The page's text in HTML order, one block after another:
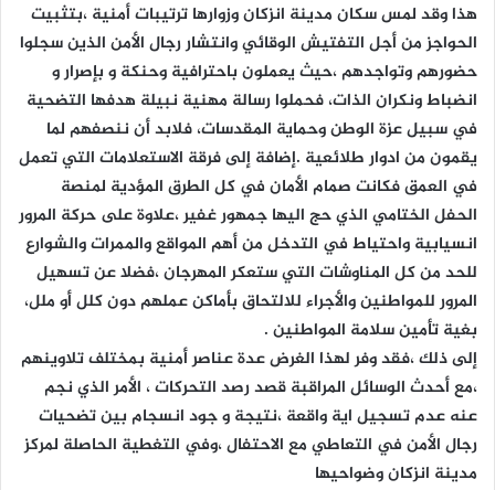
هذا وقد لمس سكان مدينة انزكان وزوارها ترتيبات أمنية ،بتثبيت
الحواجز من أجل التفتيش الوقائي وانتشار رجال الأمن الذين سجلوا
حضورهم وتواجدهم ،حيث يعملون باحترافية وحنكة و بإصرار و
انضباط ونكران الذات، فحملوا رسالة مهنية نبيلة هدفها التضحية
في سبيل عزة الوطن وحماية المقدسات، فلابد أن ننصفهم لما
يقمون من ادوار طلائعية .إضافة إلى فرقة الاستعلامات التي تعمل
في العمق فكانت صمام الأمان في كل الطرق المؤدية لمنصة
الحفل الختامي الذي حج اليها جمهور غفير ،علاوة على حركة المرور
انسيابية واحتياط في التدخل من أهم المواقع والممرات والشوارع
للحد من كل المناوشات التي ستعكر المهرجان ،فضلا عن تسهيل
المرور للمواطنين والأجراء للالتحاق بأماكن عملهم دون كلل أو ملل،
بغية تأمين سلامة المواطنين .
إلى ذلك ،فقد وفر لهذا الغرض عدة عناصر أمنية بمختلف تلاوينهم
،مع أحدث الوسائل المراقبة قصد رصد التحركات ، الأمر الذي نجم
عنه عدم تسجيل اية واقعة ،نتيجة و جود انسجام بين تضحيات
رجال الأمن في التعاطي مع الاحتفال ،وفي التغطية الحاصلة لمركز
مدينة انزكان وضواحيها